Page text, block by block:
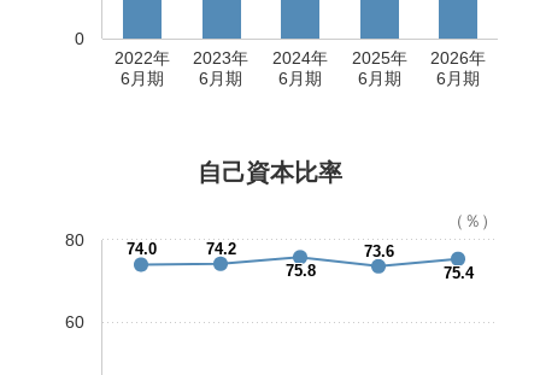
2022年
6月期
2023年
6月期
2024年
6月期
2025年
6月期
2026年
6月期
0
自己資本比率
60
80
（％）
74.0
74.2
75.8
73.6
75.4